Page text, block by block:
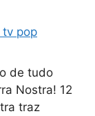
de tudo
Nostra! 12
traz